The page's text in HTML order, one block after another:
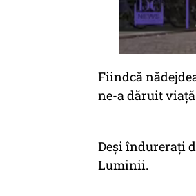
Fiindcă
ne-a dăruit
Deși îndurerați
Luminii.